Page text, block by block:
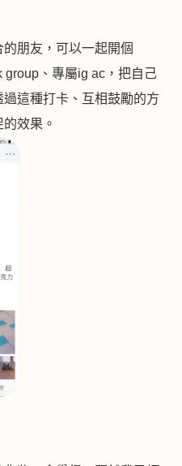
朋友，可以一起開個
group 、專屬ig ac ，把自己
這種打卡、互相鼓勵的方
效果。